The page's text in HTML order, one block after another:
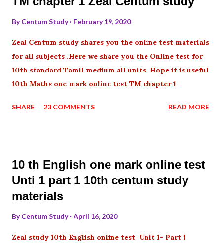
ByCentum Study February 19, 2020
Zeal Centum study shares you the online test materials
for all subjects .Here we share you the Online test for
10th standard Tamil medium all units. Hope it is useful
10th Maths one mark online test TM chapter 1
SHARE 23 COMMENTS READ MORE
10 th English one mark online test
Unti 1 part 1 10th centum study
materials
ByCentum Study April 16, 2020
Zeal study 10th English online test Unit 1- Part 1